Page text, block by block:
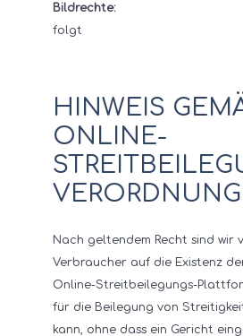
Bildrechte:
folgt
HINWEIS
NLINE-S
ERORDNUNG
Nach geltendem Recht sind wir
Verbraucher auf die Existenz
Online-Streitbeilegungs-
für die Beilegung von
kann, ohne dass ein Gericht